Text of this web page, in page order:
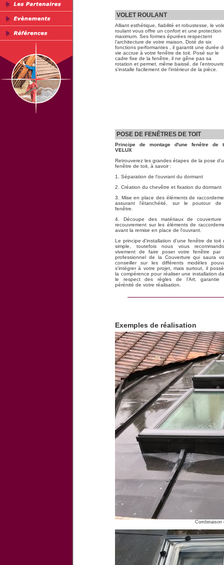
VOLET ROULANT
Alliant esthétique, fiabilité et robustesse, le
roulant vous offre un confort et une protection
maximum. Ses formes épurées respectent
l’architecture de votre maison. Doté de six
fonctions performantes , il garantit une durée
vie accrue à votre fenêtre de toit. Posé sur le
cadre fixe de la fenêtre, il ne gêne pas sa
rotation et permet, même baissé, de
s'installe facilement de l'intérieur de la pièce.
POSE DE FENÊTRES DE TOIT
Principe de montage d'une fenêtre de
VELUX
Retrouverez les grandes étapes de la pose
fenêtre de toit, à savoir :
1. Séparation de l'ouvrant du dormant
2. Création du chevêtre et fixation du dormant
3. Mise en place des éléments de
assurant l'étanchéité, sur le poutour
fenêtre.
4. Découpe des matériaux de
recouvrement sur les éléments de
avant la remise en place de l'ouvrant.
Le principe d'installation d'une fenêtre de toit
simple, toutefois nous vous
vivement de faire poser votre fenêtre par
professionnel de la Couverture qui saura
conseiller sur les différents modèles
s'intégrer à votre projet, mais surtout, il
la compérence pour réaliser une installation
le respect des règles de l'Art, garantie
pérénité de votre réalisation.
Exemples de réalisation
Combinaison